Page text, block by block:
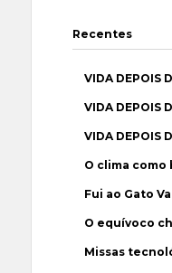
Recentes
VIDA DEPOIS
VIDA DEPOIS
VIDA DEPOIS
O clima
Fui ao Gato
O equívoco
Missas